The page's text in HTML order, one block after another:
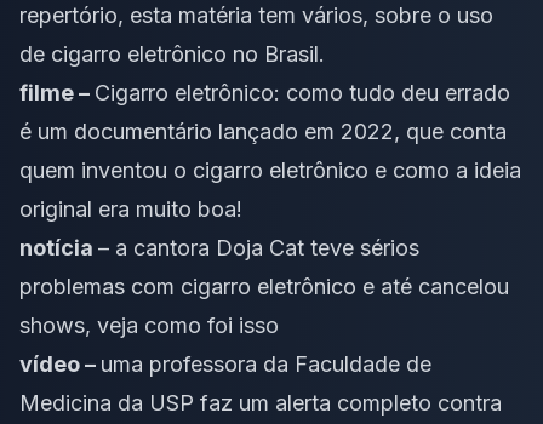
repertório, esta matéria tem vários, sobre o uso
de cigarro eletrônico no Brasil.
filme – Cigarro eletrônico: como tudo deu errado
é um documentário lançado em 2022, que conta
quem inventou o cigarro eletrônico e como a ideia
original era muito boa!
notícia – a cantora Doja Cat teve sérios
problemas com cigarro eletrônico e até cancelou
shows, veja como foi isso
vídeo – uma professora da Faculdade de
Medicina da USP faz um alerta completo contra